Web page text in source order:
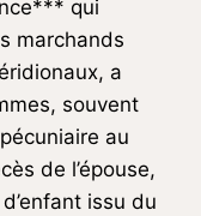
qui
marchands
a
souvent
au
de l’épouse,
issu du